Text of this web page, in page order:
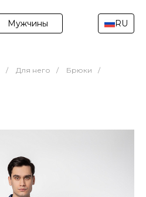
Мужчины RU
/ Для него / Брюки
/